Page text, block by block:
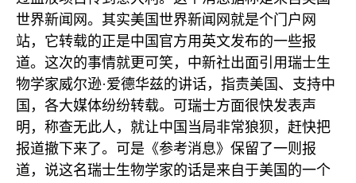
世界新闻网。其实美国世界新闻网就是个门户网
站，它转载的正是中国官方用英文发布的一些报
道。这次的事情就更可笑，中新社出面引用瑞士生
物学家威尔逊·爱德华兹的讲话，指责美国、支持中
国，各大媒体纷纷转载。可瑞士方面很快发表声
明，称查无此人，就让中国当局非常狼狈，赶快把
报道撤下来了。可是《参考消息》保留了一则报
道，说这名瑞士生物学家的话是来自于美国的一个